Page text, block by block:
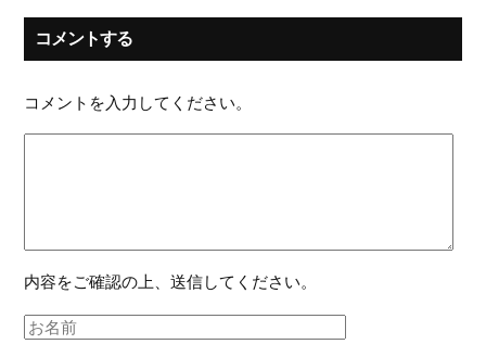
コメントする
コメントを入力してください。
内容をご確認の上、送信してください。